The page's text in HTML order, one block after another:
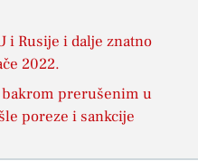
i Rusije i dalje znatno
2022.
prerušenim u
poreze i sankcije